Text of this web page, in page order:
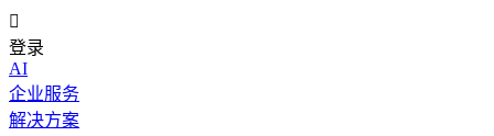

登录
AI
企业服务
解决方案